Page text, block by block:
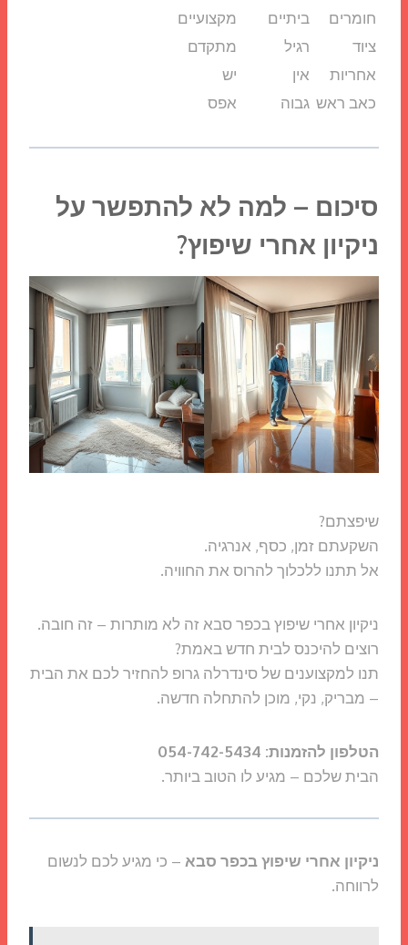
חומרים ביתיים
מקצועיים
ציוד
רגיל
מתקדם
אחריות
אין
יש
כאב ראש גבוה אפס
סיכום – למה לא להתפשר על
ניקיון אחרי שיפוץ?
שיפצתם?
השקעתם זמן, כסף, אנרגיה.
אל תתנו ללכלוך להרוס את החוויה.
ניקיון אחרי שיפוץ בכפר סבא זה לא מותרות – זה חובה.
רוצים להיכנס לבית חדש באמת?
תנו למקצוענים של סינדרלה גרופ להחזיר לכם את הבית
– מבריק, נקי, מוכן להתחלה חדשה.
הטלפון להזמנות: 054-742-5434
הבית שלכם – מגיע לו הטוב ביותר.
ניקיון אחרי שיפוץ בכפר סבא – כי מגיע לכם לנשום
לרווחה.